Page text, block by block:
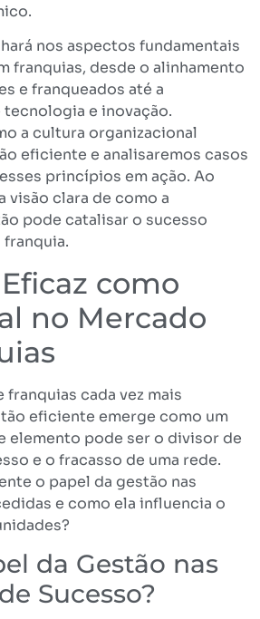
nos aspectos fundamentais
franquias, desde o alinhamento
e franqueados até a
e inovação.
a cultura organizacional
eficiente e analisaremos casos
princípios em ação. Ao
visão clara de como a
pode catalisar o sucesso
franquia.
como
no Mercado
franquias cada vez mais
eficiente emerge como um
elemento pode ser o divisor de
e o fracasso de uma rede.
o papel da gestão nas
e como ela influencia o
da Gestão nas
Sucesso?